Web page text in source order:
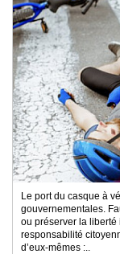
Le port du casque à
gouvernementales.
ou préserver la
responsabilité
d’eux-mêmes :..